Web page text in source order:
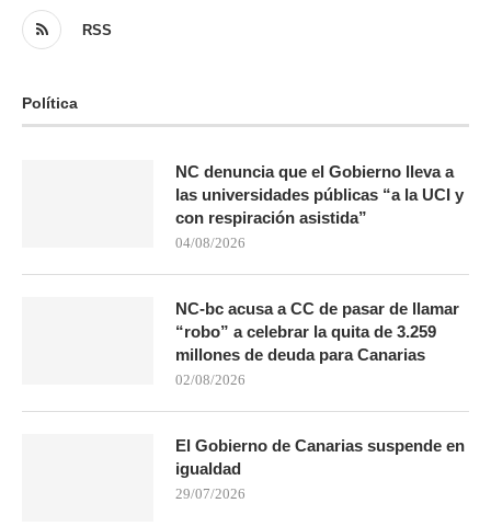
RSS
Política
NC denuncia que el Gobierno lleva a
las universidades públicas “a la UCI y
con respiración asistida”
04/08/2026
NC-bc acusa a CC de pasar de llamar
“robo” a celebrar la quita de 3.259
millones de deuda para Canarias
02/08/2026
El Gobierno de Canarias suspende en
igualdad
29/07/2026